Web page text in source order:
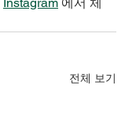
Instagram 에서 체
전체 보기